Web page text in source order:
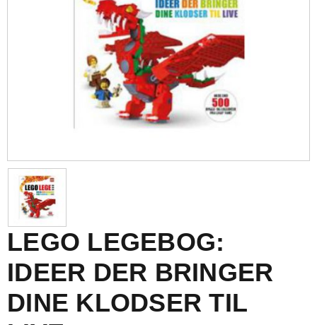
LEGO LEGEBOG:
IDEER DER BRINGER
DINE KLODSER TIL